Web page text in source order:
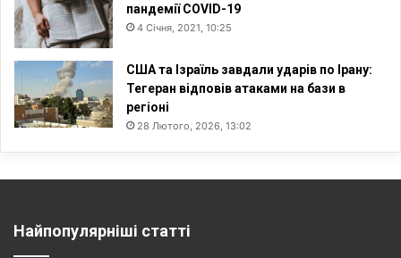
пандемії COVID-19
4 Січня, 2021, 10:25
США та Ізраїль завдали ударів по Ірану:
Тегеран відповів атаками на бази в
регіоні
28 Лютого, 2026, 13:02
Найпопулярніші статті